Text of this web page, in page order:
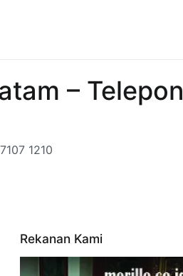
– Telepon
1210
Rekanan Kami